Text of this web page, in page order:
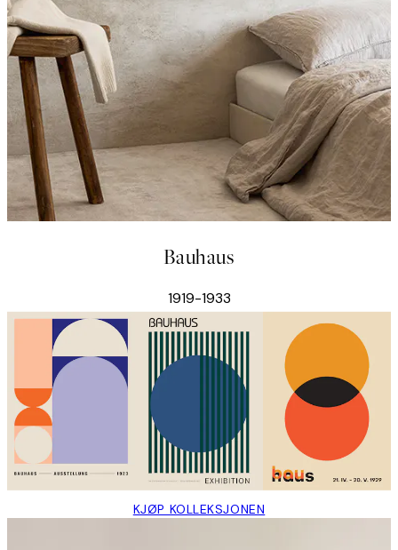
Bauhaus
1919-1933
KJØP KOLLEKSJONEN